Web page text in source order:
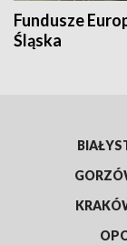
Fundusze
Śląska